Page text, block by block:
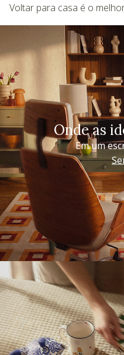
Voltar para casa é o
Onde as
Em um